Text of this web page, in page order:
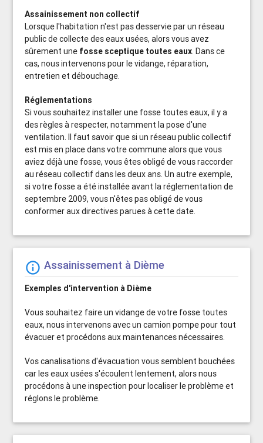
Assainissement non collectif
Lorsque l'habitation n'est pas desservie par un réseau
public de collecte des eaux usées, alors vous avez
sûrement une fosse sceptique toutes eaux. Dans ce
cas, nous intervenons pour le vidange, réparation,
entretien et débouchage.
Réglementations
Si vous souhaitez installer une fosse toutes eaux, il y a
des règles à respecter, notamment la pose d'une
ventilation. Il faut savoir que si un réseau public collectif
est mis en place dans votre commune alors que vous
aviez déjà une fosse, vous êtes obligé de vous raccorder
au réseau collectif dans les deux ans. Un autre exemple,
si votre fosse a été installée avant la réglementation de
septembre 2009, vous n'êtes pas obligé de vous
conformer aux directives parues à cette date.
info_outline Assainissement à Dième
Exemples d'intervention à Dième
Vous souhaitez faire un vidange de votre fosse toutes
eaux, nous intervenons avec un camion pompe pour tout
évacuer et procédons aux maintenances nécessaires.
Vos canalisations d'évacuation vous semblent bouchées
car les eaux usées s'écoulent lentement, alors nous
procédons à une inspection pour localiser le problème et
réglons le problème.